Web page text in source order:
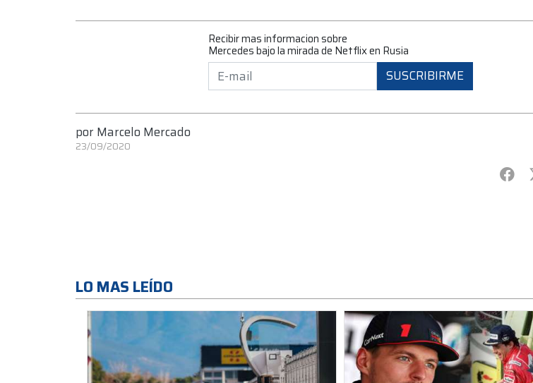
Recibir mas informacion sobre
Mercedes bajo la mirada de Netflix en Rusia
SUSCRIBIRME
por Marcelo Mercado
23/09/2020
LO MAS LEÍDO